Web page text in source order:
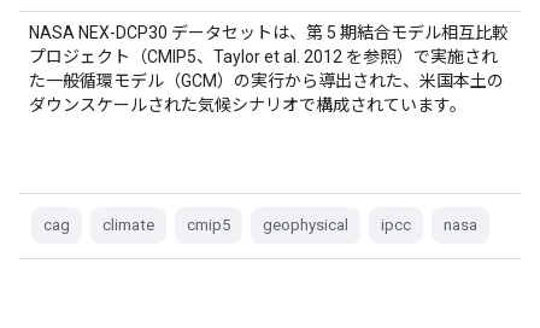
NASA NEX-DCP30 データセットは、第 5 期結合モデル相互比較
プロジェクト（CMIP5、Taylor et al. 2012 を参照）で実施され
た一般循環モデル（GCM）の実行から導出された、米国本土の
ダウンスケールされた気候シナリオで構成されています。
cag climate cmip5 geophysical ipcc nasa